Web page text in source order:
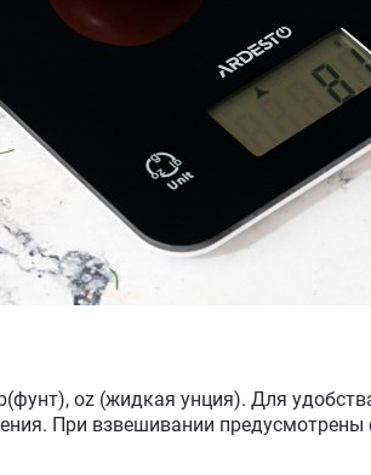
oz (жидкая унция). Для
При взвешивании